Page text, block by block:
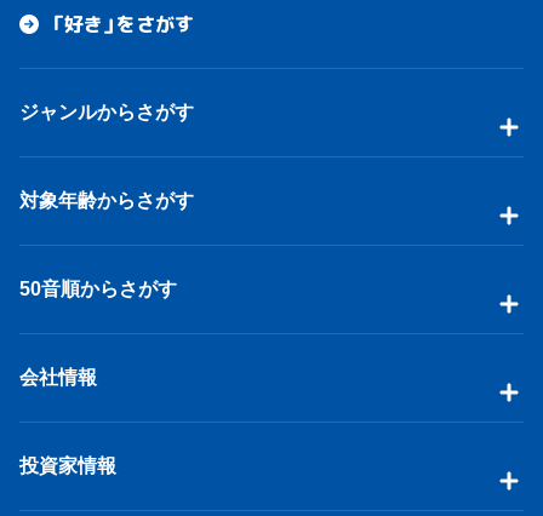
「好き」をさがす
ジャンルからさがす
対象年齢からさがす
50音順からさがす
会社情報
投資家情報